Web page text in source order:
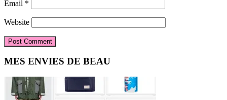
Email *
Website
Primary
Sidebar
MES ENVIES DE BEAU